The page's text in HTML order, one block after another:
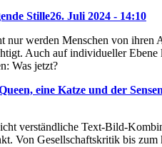
Stille26. Juli 2024 - 14:10
werden Menschen von ihren
Auch auf individueller Ebene
Was jetzt?
eine Katze und der
verständliche Text-Bild-
Von Gesellschaftskritik bis